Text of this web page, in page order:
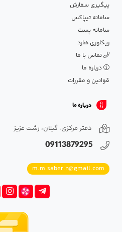
پیگیری سفارش
سامانه تیپاکس
سامانه پست
ریکاوری هارد
تماس با ما
درباره ما
قوانین و مقررات
درباره ما
دفتر مرکزی: گیلان، رشت عزیز
09113879295
m.m.saber.n@gmail.com